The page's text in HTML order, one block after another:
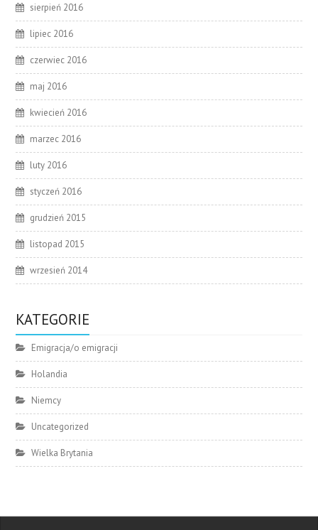
sierpień 2016
lipiec 2016
czerwiec 2016
maj 2016
kwiecień 2016
marzec 2016
luty 2016
styczeń 2016
grudzień 2015
listopad 2015
wrzesień 2014
KATEGORIE
Emigracja/o emigracji
Holandia
Niemcy
Uncategorized
Wielka Brytania